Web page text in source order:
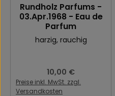
Rundholz Parfums -
03.Apr.1968 - Eau de
Parfum
harzig, rauchig
Regulärer Preis:
10,00 €
Preise inkl. MwSt. zzgl.
Versandkosten